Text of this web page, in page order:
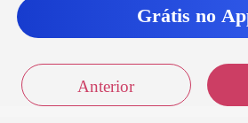
"Ada Sim!"
Grátis no
Anterior